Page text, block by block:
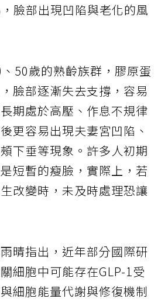
臉部出現凹陷與老化的風
50歲的熟齡族群，膠原蛋
臉部逐漸失去支撐，容易
期處於高壓、作息不規律
更容易出現夫妻宮凹陷、
下垂等現象。許多人初期
短暫的瘦臉，實際上，若
改變時，未及時處理恐讓
晴指出，近年部分國際研
細胞中可能存在GLP-1受
細胞能量代謝與修復機制